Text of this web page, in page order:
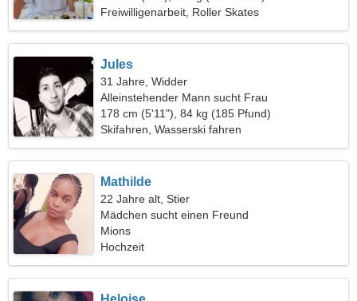
Freiwilligenarbeit, Roller Skates
Jules
31 Jahre, Widder
Alleinstehender Mann sucht Frau
178 cm (5'11"), 84 kg (185 Pfund)
Skifahren, Wasserski fahren
Mathilde
22 Jahre alt, Stier
Mädchen sucht einen Freund
Mions
Hochzeit